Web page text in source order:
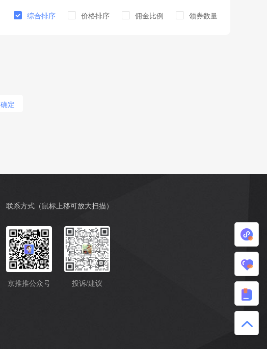
综合排序 价格排序 佣金比例 领券数量
确定
联系方式（鼠标上移可放大扫描）
京推推公众号 投诉/建议